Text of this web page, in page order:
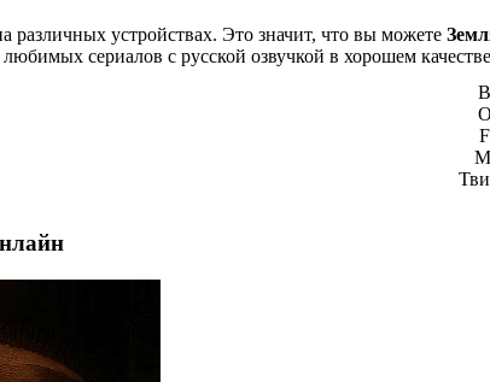
различных устройствах. Это значит, что вы можете
сериалов с русской озвучкой в хорошем